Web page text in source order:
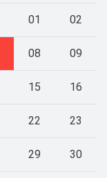
01 02
08 09
15 16
22 23
29 30